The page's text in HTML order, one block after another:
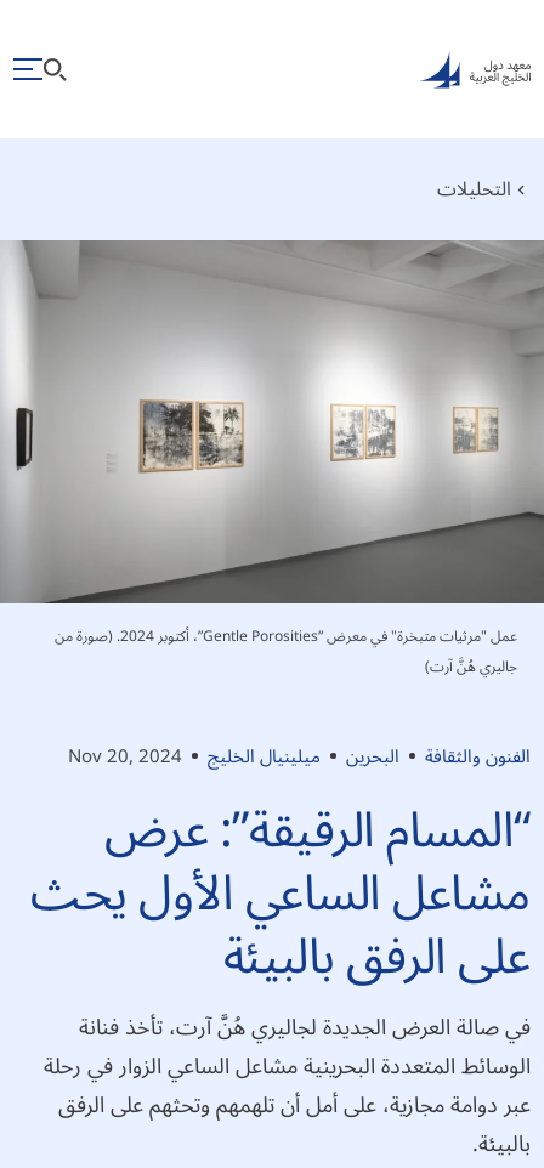
التحليلات
الفنون والثقافة البحرين ميلينيال الخليج Nov 20, 2024
“المسام الرقيقة”: عرض
مشاعل الساعي الأول يحث
على الرفق بالبيئة
في صالة العرض الجديدة لجاليري هُنَّ آرت، تأخذ فنانة
الوسائط المتعددة البحرينية مشاعل الساعي الزوار في رحلة
عبر دوامة مجازية، على أمل أن تلهمهم وتحثهم على الرفق
بالبيئة.
عمل "مرثيات متبخرة" في معرض “Gentle Porosities”، أكتوبر 2024. (صورة من
جاليري هُنَّ آرت)